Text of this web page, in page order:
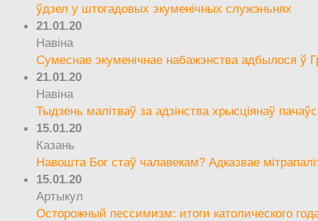
ўдзел у штогадовых экуменічных служэньнях
21.01.20
Навіна
Сумеснае экуменічнае набажэнства адбылося ў
21.01.20
Навіна
Тыдзень малітваў за адзінства хрысціянаў
15.01.20
Казань
Навошта Бог стаў чалавекам? Адказвае
15.01.20
Артыкул
Осторожный пессимизм: итоги католического